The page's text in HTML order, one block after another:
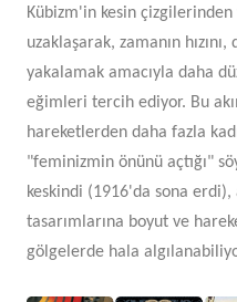
Kübizm'in kesin
uzaklaşarak, zamanın
yakalamak amacıyla daha
eğimleri tercih ediyor. Bu
hareketlerden daha fazla
"feminizmin önünü açtığı"
keskindi (1916'da sona erdi),
tasarımlarına boyut ve
gölgelerde hala